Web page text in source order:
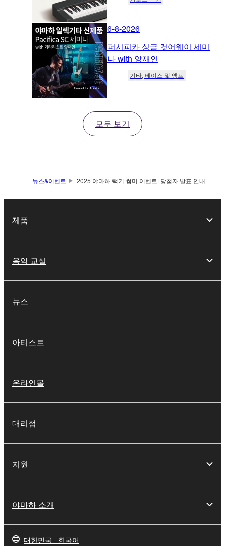
6-8-2026
퍼시피카 싱글 컷어웨이 세미
나 with 양재인
기타, 베이스 및 앰프
모두 보기
뉴스&이벤트 2025 야마하 럭키 썸머 이벤트: 당첨자 발표 안내
제품
음악 교실
뉴스
아티스트
온라인몰
대리점
지원
야마하 소개
대한민국 - 한국어